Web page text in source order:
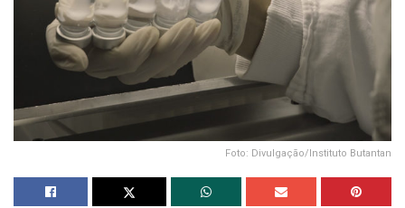
Foto: Divulgação/Instituto Butantan